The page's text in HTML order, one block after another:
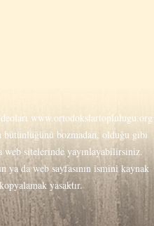
www.ortodokslartoplulugu.org
bozmadan, olduğu gibi
web sitelerinde yayınlayabilirsiniz.
ya da web sayfasının ismini kaynak
yasaktır.